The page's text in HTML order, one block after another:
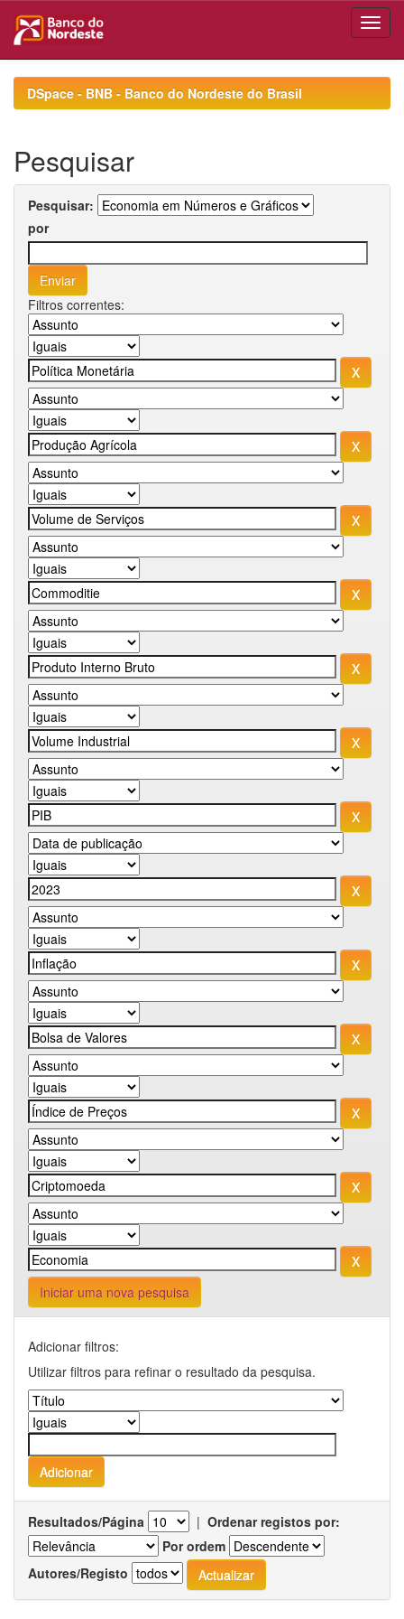
navigationDSpace - BNB - Banco do Nordeste do Brasil
Pesquisar
Pesquisar:
por
Filtros correntes:
Iniciar uma nova pesquisa
Adicionar filtros:
Utilizar filtros para refinar o resultado da pesquisa.
Resultados/Página | Ordenar registos por:
Por ordem
Autores/Registo